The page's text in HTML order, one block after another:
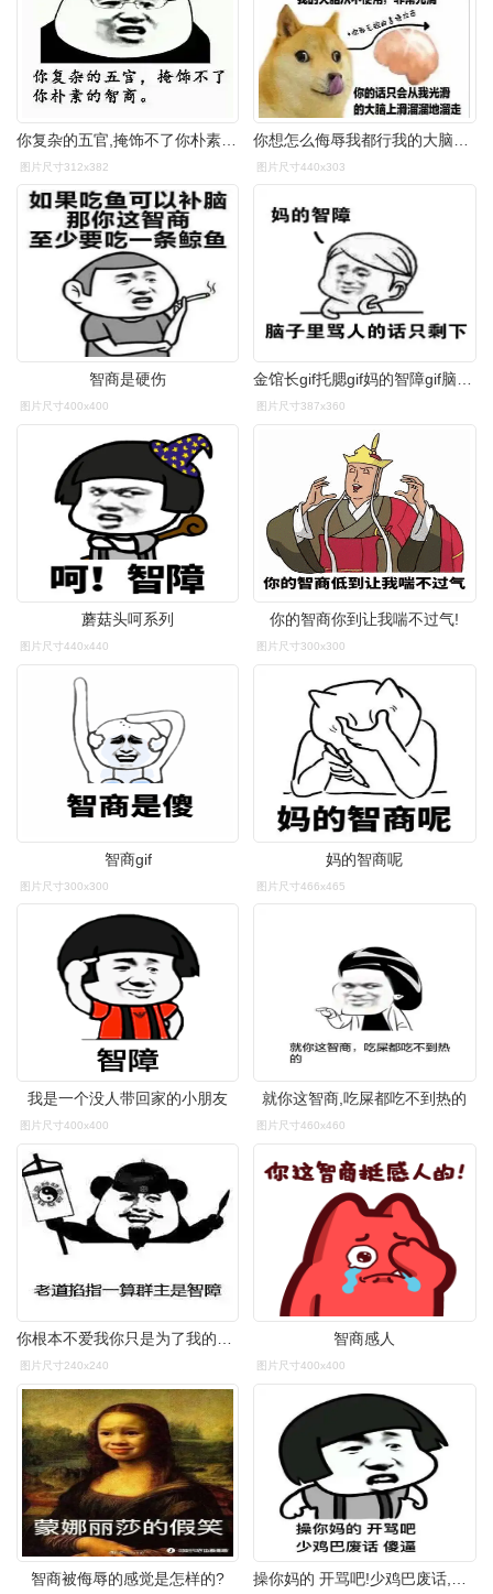
图片尺寸312x382 图片尺寸440x303
智商是硬伤
图片尺寸400x400
金馆长gif托腮gif妈的智障gif脑子里骂人的话只剩下gif
图片尺寸387x360
蘑菇头呵系列
图片尺寸440x440
你的智商你到让我喘不过气!
图片尺寸300x300
智商gif
图片尺寸300x300
妈的智商呢
图片尺寸466x465
我是一个没人带回家的小朋友
图片尺寸400x400
就你这智商,吃屎都吃不到热的
图片尺寸460x460
图片尺寸240x240
智商感人
图片尺寸400x400
智商被侮辱的感觉是怎样的?